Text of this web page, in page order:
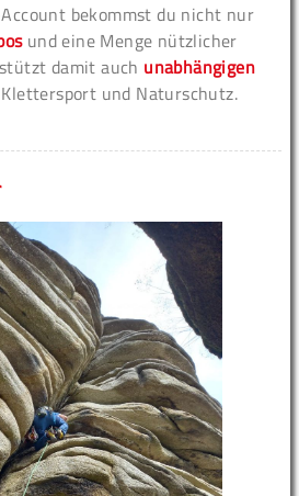
bekommst du nicht nur
und eine Menge nützlicher
damit auch unabhängigen
und Naturschutz.